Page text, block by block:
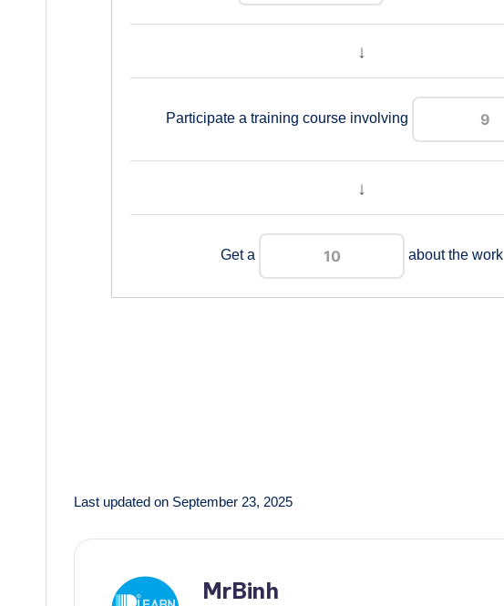
↓
Participate a training course involving
↓
Get a about the work
Last updated on September 23, 2025
MrBinh